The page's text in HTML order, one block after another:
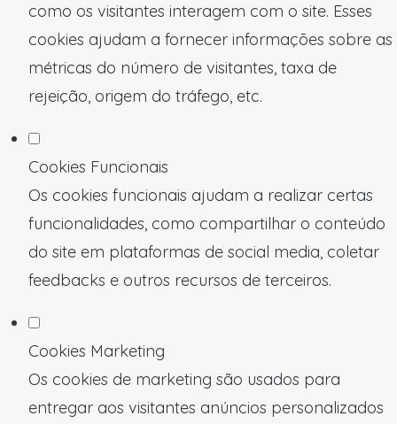
como os visitantes interagem com o site. Esses
cookies ajudam a fornecer informações sobre as
métricas do número de visitantes, taxa de
rejeição, origem do tráfego, etc.
Cookies Funcionais
Os cookies funcionais ajudam a realizar certas
funcionalidades, como compartilhar o conteúdo
do site em plataformas de social media, coletar
feedbacks e outros recursos de terceiros.
Cookies Marketing
Os cookies de marketing são usados para
entregar aos visitantes anúncios personalizados